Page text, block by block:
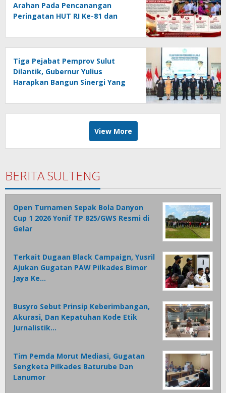
Arahan Pada Pencanangan
Peringatan HUT RI Ke-81 dan
Tiga Pejabat Pemprov Sulut
Dilantik, Gubernur Yulius
Harapkan Bangun Sinergi Yang
View More
BERITA SULTENG
Open Turnamen Sepak Bola Danyon
Cup 1 2026 Yonif TP 825/GWS Resmi di
Gelar
Terkait Dugaan Black Campaign, Yusril
Ajukan Gugatan PAW Pilkades Bimor
Jaya Ke…
Busyro Sebut Prinsip Keberimbangan,
Akurasi, Dan Kepatuhan Kode Etik
Jurnalistik…
Tim Pemda Morut Mediasi, Gugatan
Sengketa Pilkades Baturube Dan
Lanumor